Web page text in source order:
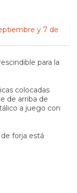
y 7 de
para la
colocadas
de arriba de
a juego con
forja está